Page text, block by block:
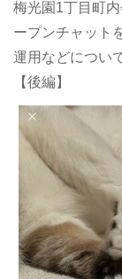
梅光園1丁目町
ープンチャット
運用などについ
【後編】